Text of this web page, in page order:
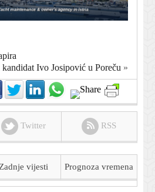
Ivo Josipović u Poreču »
Twitter RSS
vijesti Prognoza vremena